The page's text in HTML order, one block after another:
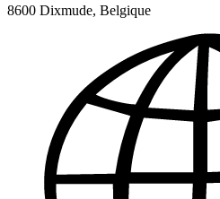
8600 Dixmude, Belgique